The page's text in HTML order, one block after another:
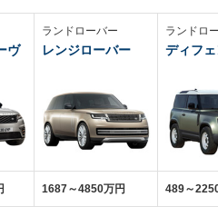
ヴ
ランドローバー
レンジローバー
1687～4850万円
ランドロ
ディフ
489～